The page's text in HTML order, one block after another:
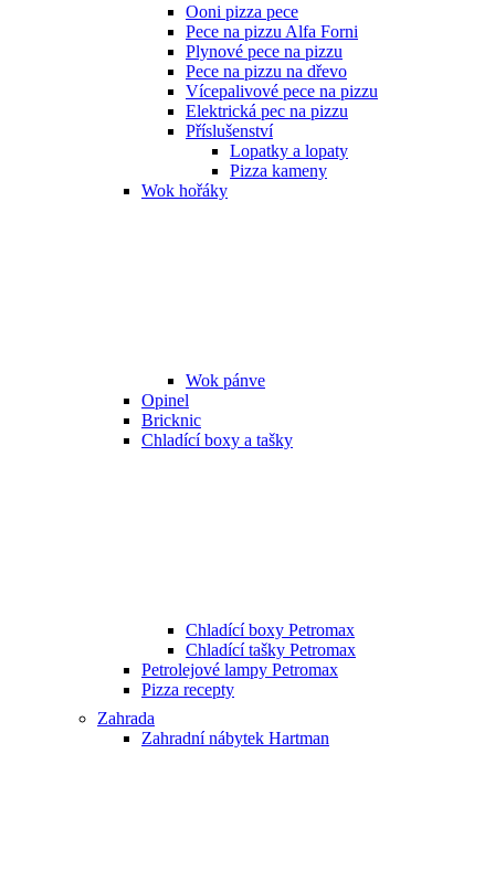
Ooni pizza pece
Pece na pizzu Alfa Forni
Plynové pece na pizzu
Pece na pizzu na dřevo
Vícepalivové pece na pizzu
Elektrická pec na pizzu
Příslušenství
Lopatky a lopaty
Pizza kameny
Wok hořáky
Wok pánve
Opinel
Bricknic
Chladící boxy a tašky
Chladící boxy Petromax
Chladící tašky Petromax
Petrolejové lampy Petromax
Pizza recepty
Zahrada
Zahradní nábytek Hartman